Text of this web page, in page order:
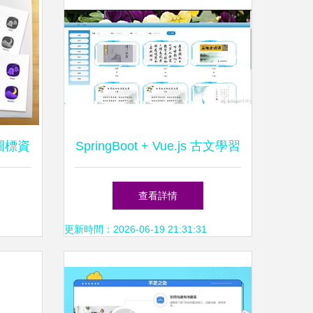
標資 SpringBoot + Vue.js 古文學習
系統設計與實現 —— 計算機
畢業設計實踐探索
查看詳情
更新時間：2026-06-19 21:31:31